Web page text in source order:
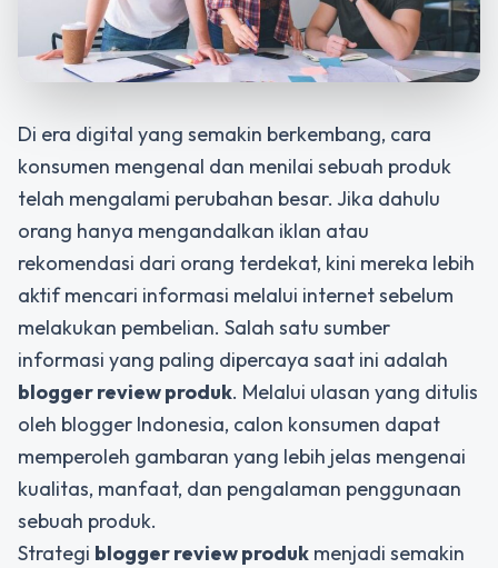
Di era digital yang semakin berkembang, cara
konsumen mengenal dan menilai sebuah produk
telah mengalami perubahan besar. Jika dahulu
orang hanya mengandalkan iklan atau
rekomendasi dari orang terdekat, kini mereka lebih
aktif mencari informasi melalui internet sebelum
melakukan pembelian. Salah satu sumber
informasi yang paling dipercaya saat ini adalah
blogger review produk. Melalui ulasan yang ditulis
oleh blogger Indonesia, calon konsumen dapat
memperoleh gambaran yang lebih jelas mengenai
kualitas, manfaat, dan pengalaman penggunaan
sebuah produk.
Strategi blogger review produk menjadi semakin